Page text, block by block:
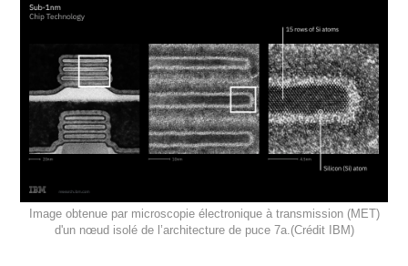
Image obtenue par microscopie électronique à transmission (MET)
d'un nœud isolé de l’architecture de puce 7a.(Crédit IBM)